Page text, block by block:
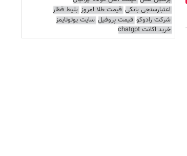
اعتبارسنجی بانکی قیمت طلا امروز بلیط قطار
شرکت رادوکو قیمت پروفیل سایت یوتوتایمز
خرید اکانت chatgpt